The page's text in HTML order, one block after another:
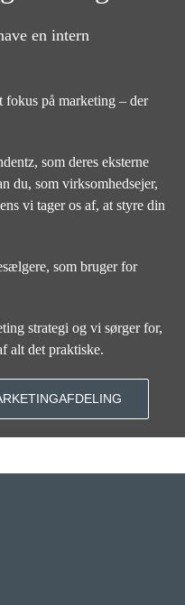
en intern
fokus på marketing – der
som deres eksterne
du, som virksomhedsejer,
vi tager os af, at styre din
som bruger for
strategi og vi sørger for,
alt det praktiske.